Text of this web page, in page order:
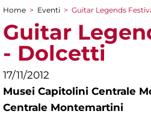
Tu sei qui
Home > Eventi > Guitar Legends
Guitar
- Dolcetti
17/11/2012
Musei Capitolini Centrale
Centrale Montemartini